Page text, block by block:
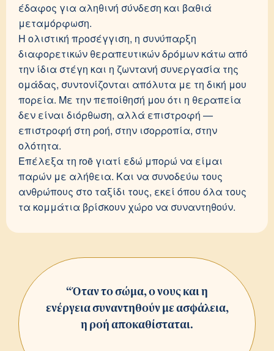
έδαφος για αληθινή σύνδεση και βαθιά
μεταμόρφωση.
Η ολιστική προσέγγιση, η συνύπαρξη
διαφορετικών θεραπευτικών δρόμων κάτω από
την ίδια στέγη και η ζωντανή συνεργασία της
ομάδας, συντονίζονται απόλυτα με τη δική μου
πορεία. Με την πεποίθησή μου ότι η θεραπεία
δεν είναι διόρθωση, αλλά επιστροφή —
επιστροφή στη ροή, στην ισορροπία, στην
ολότητα.
Επέλεξα τη roē γιατί εδώ μπορώ να είμαι
παρών με αλήθεια. Και να συνοδεύω τους
ανθρώπους στο ταξίδι τους, εκεί όπου όλα τους
τα κομμάτια βρίσκουν χώρο να συναντηθούν.
“Όταν το σώμα, ο νους και η
ενέργεια συναντηθούν με ασφάλεια,
η ροή αποκαθίσταται.